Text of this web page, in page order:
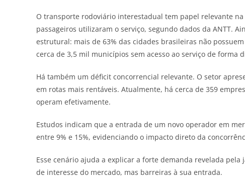
O transporte rodoviário interestadual tem papel relevante
passageiros utilizaram o serviço, segundo dados da ANTT.
estrutural: mais de 63% das cidades brasileiras não
cerca de 3,5 mil municípios sem acesso ao serviço de forma
Há também um déficit concorrencial relevante. O setor
em rotas mais rentáveis. Atualmente, há cerca de 359
operam efetivamente.
Estudos indicam que a entrada de um novo operador em
entre 9% e 15%, evidenciando o impacto direto da
Esse cenário ajuda a explicar a forte demanda revelada
de interesse do mercado, mas barreiras à sua entrada.